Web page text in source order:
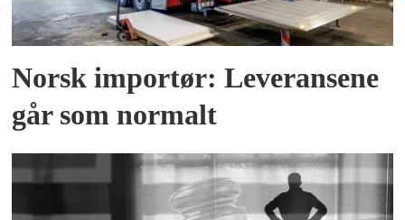
Norsk importør: Leveransene
går som normalt